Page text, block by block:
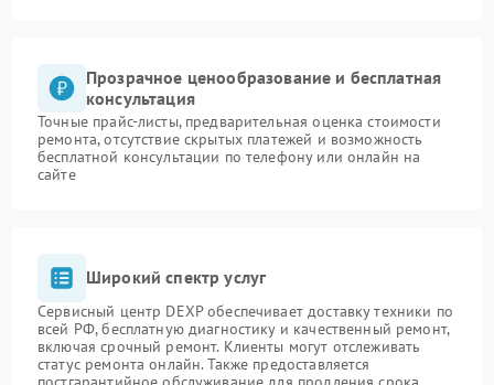
Прозрачное ценообразование и бесплатная
консультация
Точные прайс-листы, предварительная оценка стоимости
ремонта, отсутствие скрытых платежей и возможность
бесплатной консультации по телефону или онлайн на
сайте
Широкий спектр услуг
Сервисный центр DEXP обеспечивает доставку техники по
всей РФ, бесплатную диагностику и качественный ремонт,
включая срочный ремонт. Клиенты могут отслеживать
статус ремонта онлайн. Также предоставляется